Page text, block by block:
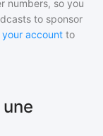
numbers, so you
to sponsor
account to